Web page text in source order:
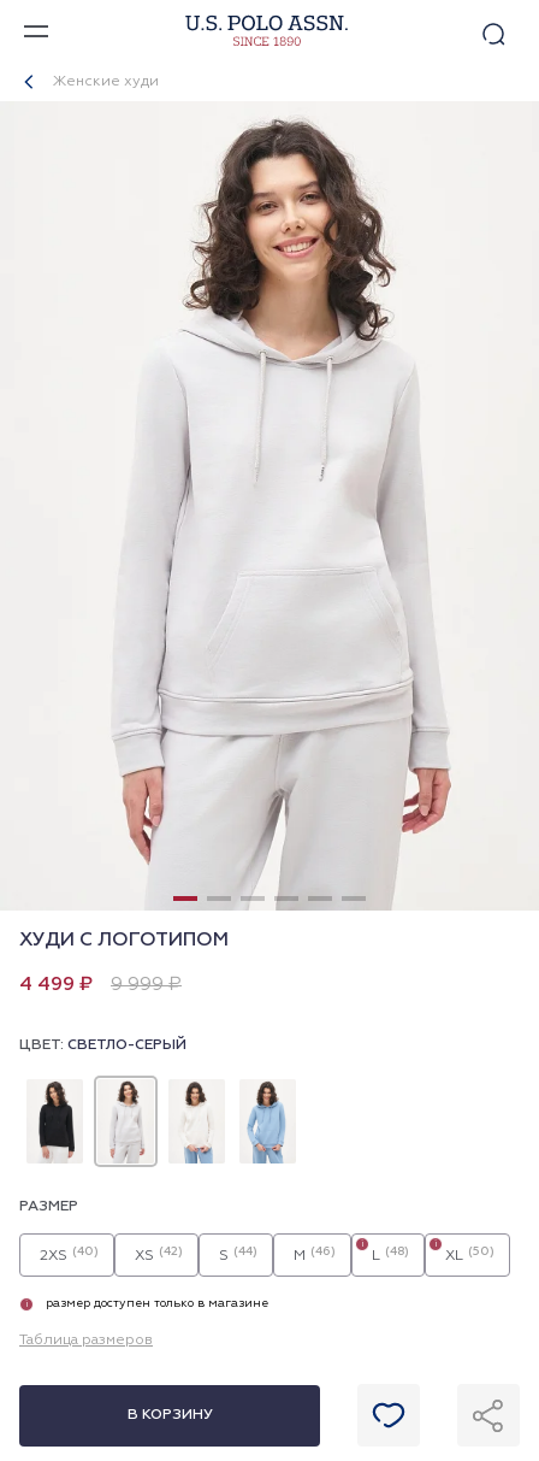
Женские худи
ХУДИ С ЛОГОТИПОМ
4 499 ₽ 9 999 ₽
ЦВЕТ: СВЕТЛО-СЕРЫЙ
РАЗМЕР
2XS (40) XS (42) S (44) M (46) L (48)
i
XL (50)
i
i размер доступен только в магазине
Таблица размеров
В КОРЗИНУ